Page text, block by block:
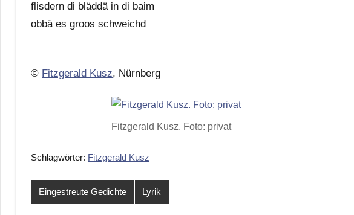
flisdern di bläddä in di baim
obbä es groos schweichd
© Fitzgerald Kusz, Nürnberg
Fitzgerald Kusz. Foto: privat
Schlagwörter: Fitzgerald Kusz
Eingestreute Gedichte Lyrik